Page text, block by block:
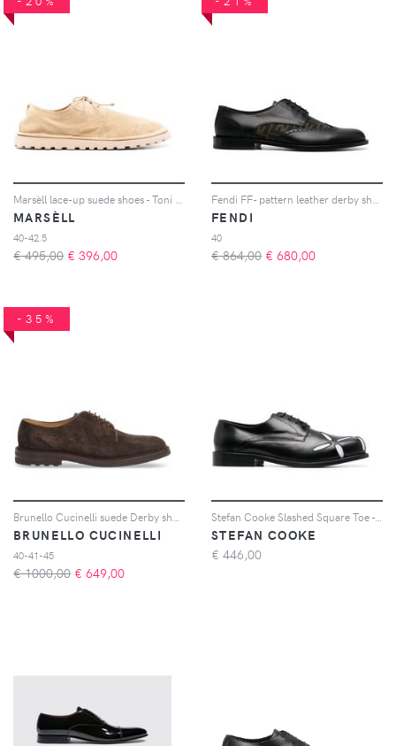
MARSÈLL
40-42.5
€ 495,00 € 396,00
FENDI
40
€ 864,00 € 680,00
-35%
BRUNELLO CUCINELLI
40-41-45
€ 1000,00 € 649,00
STEFAN COOKE
€ 446,00